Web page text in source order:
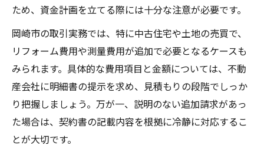
ため、資金計画を立てる際には十分な注意が必要です。
岡崎市の取引実務では、特に中古住宅や土地の売買で、
リフォーム費用や測量費用が追加で必要となるケースも
みられます。具体的な費用項目と金額については、不動
産会社に明細書の提示を求め、見積もりの段階でしっか
り把握しましょう。万が一、説明のない追加請求があっ
た場合は、契約書の記載内容を根拠に冷静に対応するこ
とが大切です。